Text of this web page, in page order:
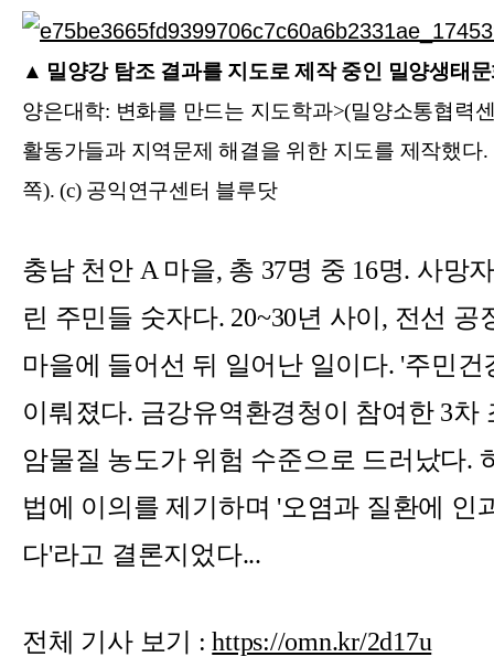
▲ 밀양강 탐조 결과를 지도로 제작 중인 밀양생태
양은대학: 변화를 만드는 지도학과>(밀양소통협력
활동가들과 지역문제 해결을 위한 지도를 제작했다
쪽). (c) 공익연구센터 블루닷
충남 천안 A 마을, 총 37명 중 16명. 사망
린 주민들 숫자다. 20~30년 사이, 전선
마을에 들어선 뒤 일어난 일이다. '주민
이뤄졌다. 금강유역환경청이 참여한 3차
암물질 농도가 위험 수준으로 드러났다.
법에 이의를 제기하며 '오염과 질환에 인
다'라고 결론지었다...
전체 기사 보기 :https://omn.kr/2d17u